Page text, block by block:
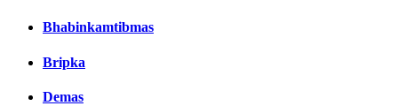
Bhabinkamtibmas
Bripka
Demas